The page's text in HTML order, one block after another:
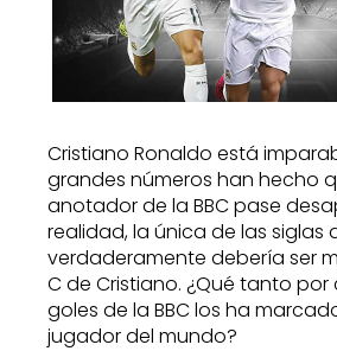
Cristiano Ronaldo está
grandes números han hecho
anotador de la BBC pase
realidad, la única de las siglas
verdaderamente debería ser
C de Cristiano. ¿Qué tanto por
goles de la BBC los ha
jugador del mundo?